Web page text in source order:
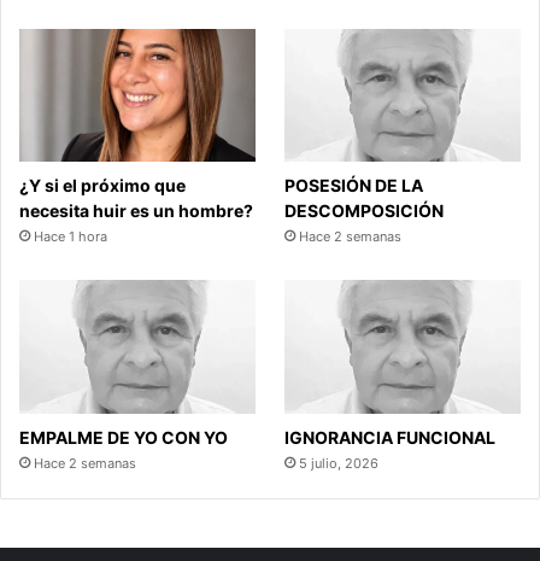
¿Y si el próximo que
necesita huir es un hombre?
Hace 1 hora
POSESIÓN DE LA
DESCOMPOSICIÓN
Hace 2 semanas
EMPALME DE YO CON YO
Hace 2 semanas
IGNORANCIA FUNCIONAL
5 julio, 2026